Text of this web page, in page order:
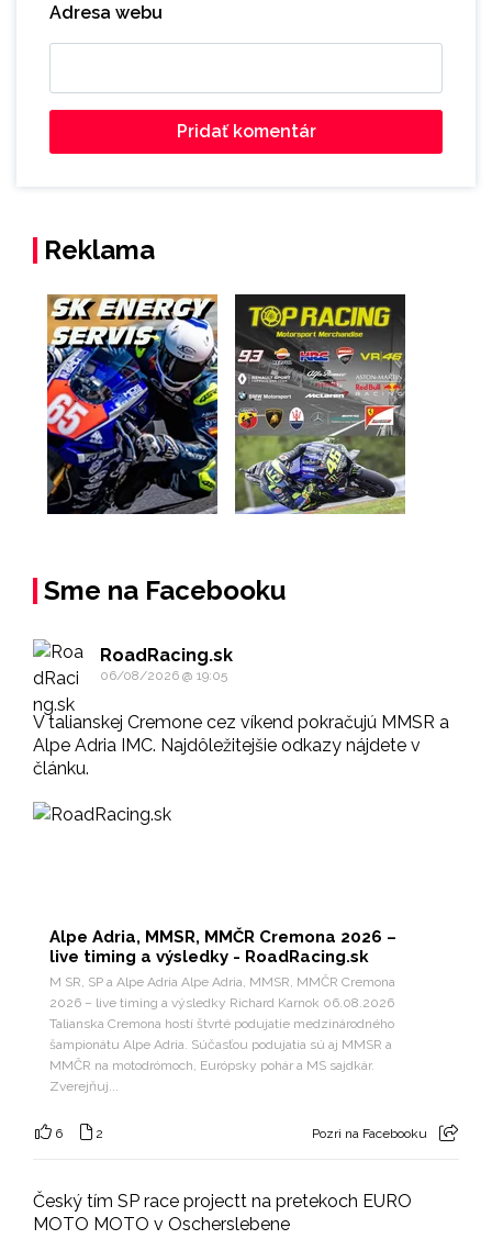
Adresa webu
Reklama
Sme na Facebooku
RoadRacing.sk
06/08/2026 @ 19:05
V talianskej Cremone cez víkend pokračujú MMSR a
Alpe Adria IMC. Najdôležitejšie odkazy nájdete v
článku.
Alpe Adria, MMSR, MMČR Cremona 2026 –
live timing a výsledky - RoadRacing.sk
M SR, SP a Alpe Adria Alpe Adria, MMSR, MMČR Cremona
2026 – live timing a výsledky Richard Karnok 06.08.2026
Talianska Cremona hostí štvrté podujatie medzinárodného
šampionátu Alpe Adria. Súčasťou podujatia sú aj MMSR a
MMČR na motodrómoch, Európsky pohár a MS sajdkár.
Zverejňuj...
6 2 Pozri na Facebooku
Český tím SP race projectt na pretekoch EURO
MOTO MOTO v Oscherslebene